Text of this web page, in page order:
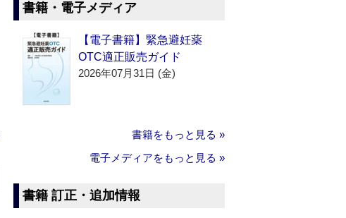
書籍・電子メディア
【電子書籍】緊急避妊薬
OTC適正販売ガイド
2026年07月31日 (金)
書籍をもっと見る »
電子メディアをもっと見る »
書籍 訂正・追加情報